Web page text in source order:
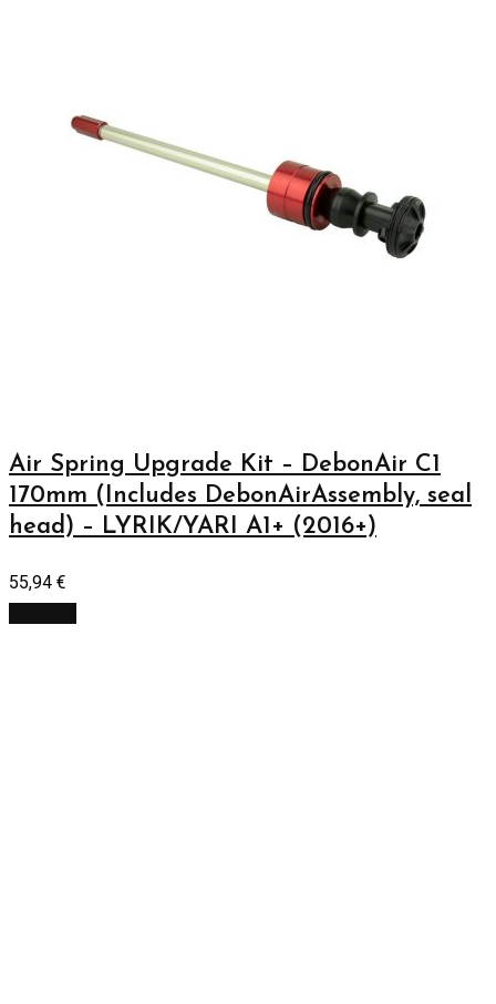
Air Spring Upgrade Kit – DebonAir C1
170mm (Includes DebonAirAssembly, seal
head) – LYRIK/YARI A1+ (2016+)
55,94 €